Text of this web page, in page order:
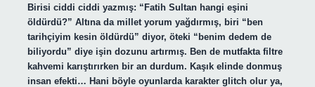
Birisi ciddi ciddi yazmış: “Fatih Sultan hangi eşini
öldürdü?” Altına da millet yorum yağdırmış, biri “ben
tarihçiyim kesin öldürdü” diyor, öteki “benim dedem de
biliyordu” diye işin dozunu artırmış. Ben de mutfakta filtre
kahvemi karıştırırken bir an durdum. Kaşık elinde donmuş
insan efekti… Hani böyle oyunlarda karakter glitch olur ya,